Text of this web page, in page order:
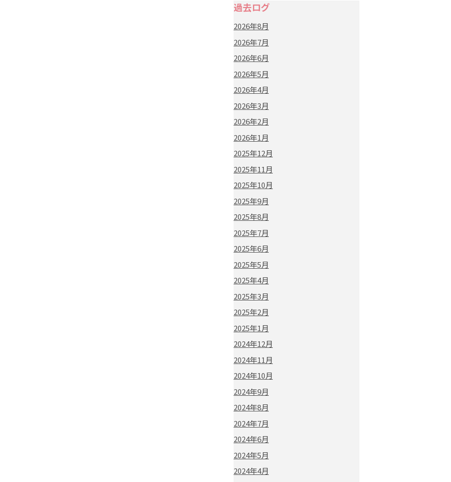
過去ログ
2026年8月
2026年7月
2026年6月
2026年5月
2026年4月
2026年3月
2026年2月
2026年1月
2025年12月
2025年11月
2025年10月
2025年9月
2025年8月
2025年7月
2025年6月
2025年5月
2025年4月
2025年3月
2025年2月
2025年1月
2024年12月
2024年11月
2024年10月
2024年9月
2024年8月
2024年7月
2024年6月
2024年5月
2024年4月